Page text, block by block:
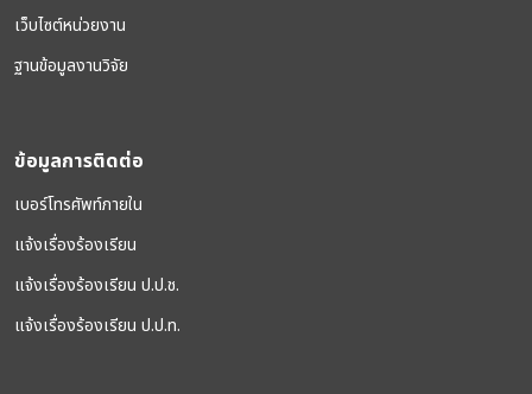
เว็บไซต์หน่วยงาน
ฐานข้อมูลงานวิจัย
ข้อมูลการติดต่อ
เบอร์โทรศัพท์ภายใน
แจ้งเรื่องร้องเรียน
แจ้งเรื่องร้องเรียน ป.ป.ช.
แจ้งเรื่องร้องเรียน ป.ป.ท.